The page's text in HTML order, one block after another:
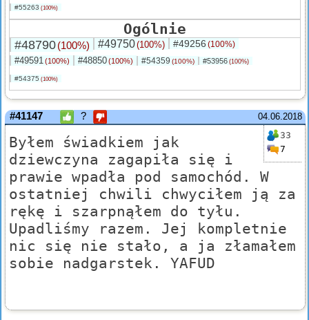
#55263 (100%)
Ogólnie
#48790(100%) #49750(100%) #49256 (100%)
#49591(100%) #48850(100%) #54359 (100%) #53956 (100%)
#54375 (100%)
04.06.2018
#41147 ?
33
7
Byłem świadkiem jak
dziewczyna zagapiła się i
prawie wpadła pod samochód. W
ostatniej chwili chwyciłem ją za
rękę i szarpnąłem do tyłu.
Upadliśmy razem. Jej kompletnie
nic się nie stało, a ja złamałem
sobie nadgarstek. YAFUD